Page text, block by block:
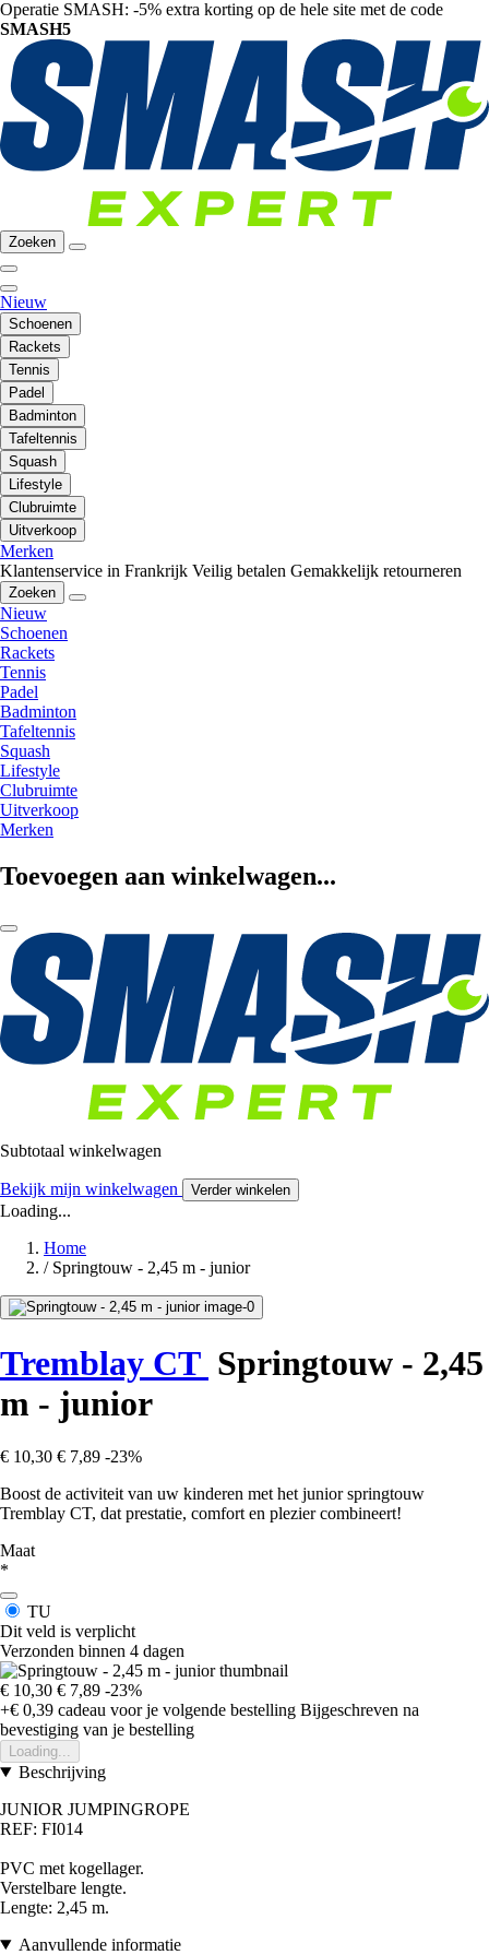
Operatie SMASH: -5% extra korting op de hele site met de code
SMASH5
Zoeken
Nieuw
Schoenen
Rackets
Tennis
Padel
Badminton
Tafeltennis
Squash
Lifestyle
Clubruimte
Uitverkoop
Merken
Klantenservice in Frankrijk Veilig betalen Gemakkelijk retourneren
Zoeken
Nieuw
Schoenen
Rackets
Tennis
Padel
Badminton
Tafeltennis
Squash
Lifestyle
Clubruimte
Uitverkoop
Merken
Toevoegen aan winkelwagen...
Subtotaal winkelwagen
Bekijk mijn winkelwagen Verder winkelen
Loading...
Home
/ Springtouw - 2,45 m - junior
Tremblay CT Springtouw - 2,45
m - junior
€ 10,30 € 7,89 -23%
Boost de activiteit van uw kinderen met het junior springtouw
Tremblay CT, dat prestatie, comfort en plezier combineert!
Maat
*
TU
Dit veld is verplicht
Verzonden binnen 4 dagen
€ 10,30 € 7,89 -23%
+€ 0,39 cadeau voor je volgende bestelling Bijgeschreven na
bevestiging van je bestelling
Loading...
Beschrijving
JUNIOR JUMPINGROPE
REF: FI014
PVC met kogellager.
Verstelbare lengte.
Lengte: 2,45 m.
Aanvullende informatie